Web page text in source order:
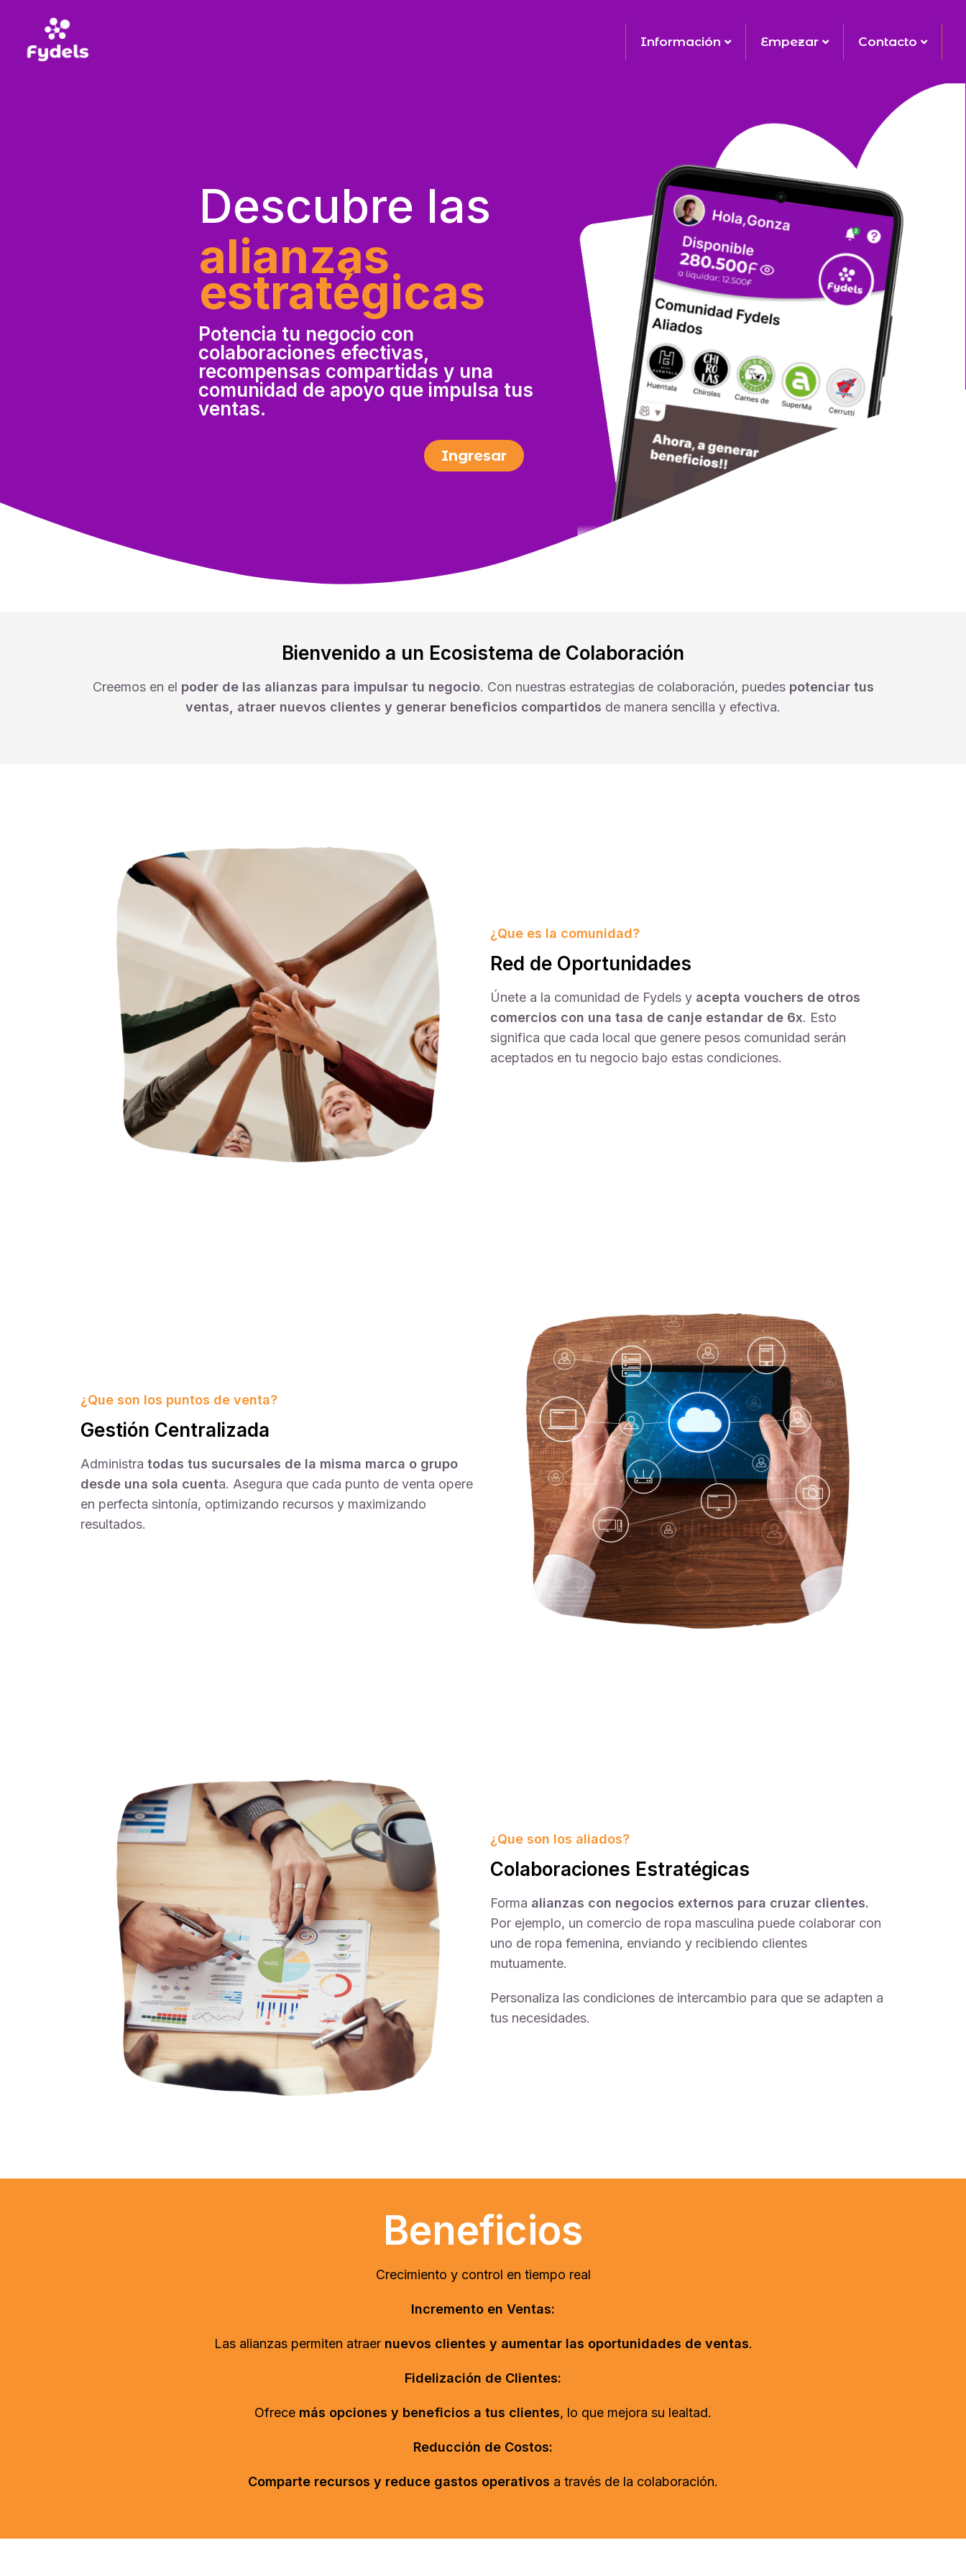
Información Empezar Contacto
Descubre las
alianzas
estratégicas
Potencia tu negocio con
colaboraciones efectivas,
recompensas compartidas y una
comunidad de apoyo que impulsa tus
ventas.
Ingresar
Bienvenido a un Ecosistema de Colaboración
Creemos en el poder de las alianzas para impulsar tu negocio. Con nuestras estrategias de colaboración, puedes potenciar tus
ventas, atraer nuevos clientes y generar beneficios compartidos de manera sencilla y efectiva.
¿Que es la comunidad?
Red de Oportunidades
Únete a la comunidad de Fydels y acepta vouchers de otros
comercios con una tasa de canje estandar de 6x. Esto
significa que cada local que genere pesos comunidad serán
aceptados en tu negocio bajo estas condiciones.
¿Que son los puntos de venta?
Gestión Centralizada
Administra todas tus sucursales de la misma marca o grupo
desde una sola cuenta. Asegura que cada punto de venta opere
en perfecta sintonía, optimizando recursos y maximizando
resultados.
¿Que son los aliados?
Colaboraciones Estratégicas
Forma alianzas con negocios externos para cruzar clientes.
Por ejemplo, un comercio de ropa masculina puede colaborar con
uno de ropa femenina, enviando y recibiendo clientes
mutuamente.
Personaliza las condiciones de intercambio para que se adapten a
tus necesidades.
Beneficios
Crecimiento y control en tiempo real
Incremento en Ventas:
Las alianzas permiten atraernuevos clientes y aumentar las oportunidades de ventas.
Fidelización de Clientes:
Ofrece más opciones y beneficios a tus clientes, lo que mejora su lealtad.
Reducción de Costos:
Comparte recursos y reduce gastos operativos a través de la colaboración.